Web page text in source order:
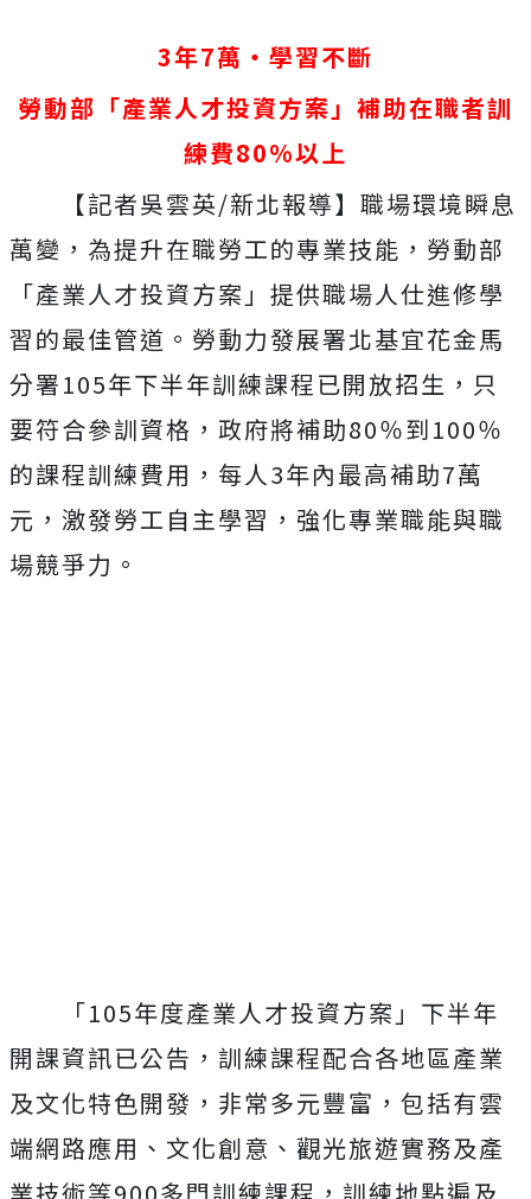
3年7萬‧學習不斷
勞動部「產業人才投資方案」補助在職者訓
練費80%以上
【記者吳雲英/新北報導】職場環境瞬息
萬變，為提升在職勞工的專業技能，勞動部
「產業人才投資方案」提供職場人仕進修學
習的最佳管道。勞動力發展署北基宜花金馬
分署105年下半年訓練課程已開放招生，只
要符合參訓資格，政府將補助80％到100％
的課程訓練費用，每人3年內最高補助7萬
元，激發勞工自主學習，強化專業職能與職
場競爭力。
「105年度產業人才投資方案」下半年
開課資訊已公告，訓練課程配合各地區產業
及文化特色開發，非常多元豐富，包括有雲
端網路應用、文化創意、觀光旅遊實務及產